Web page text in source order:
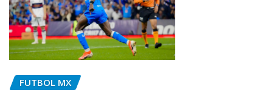
FUTBOL MX